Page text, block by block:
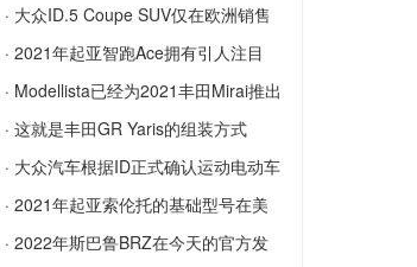
2...
丰田陆地巡洋舰200系列V8柴油将于2021
年3月停止生产
· 大众ID.5 Coupe SUV仅在欧洲销售
大众ID.5 Coupe SUV仅在欧洲销售
· 2021年起亚智跑Ace拥有引人注目
的...
2021年起亚智跑Ace拥有引人注目的新外
观，其中包括比生活格栅更大的格栅
· Modellista已经为2021丰田Mirai推出
了套件
Modellista已经为2021丰田Mirai推出了套
件
· 这就是丰田GR Yaris的组装方式
这就是丰田GR Yaris的组装方式
· 大众汽车根据ID正式确认运动电动车
大众汽车根据ID正式确认运动电动车
· 2021年起亚索伦托的基础型号在美
国...
· 2022年斯巴鲁BRZ在今天的官方发